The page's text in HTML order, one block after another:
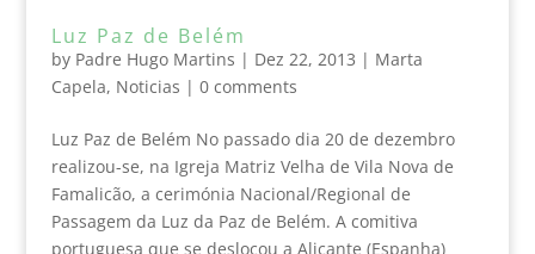
Luz Paz de Belém
by Padre Hugo Martins | Dez 22, 2013 | Marta
Capela, Noticias | 0 comments
Luz Paz de Belém No passado dia 20 de dezembro
realizou-se, na Igreja Matriz Velha de Vila Nova de
Famalicão, a cerimónia Nacional/Regional de
Passagem da Luz da Paz de Belém. A comitiva
portuguesa que se deslocou a Alicante (Espanha)